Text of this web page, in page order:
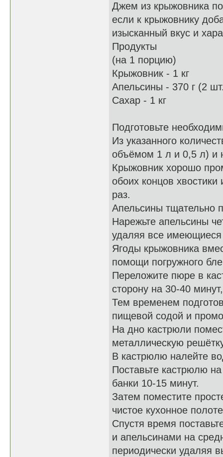
Джем из крыжовника
если к крыжовнику
изысканный вкус и
Продукты
(на 1 порцию)
Крыжовник - 1 кг
Апельсины - 370 г (2
Сахар - 1 кг
Подготовьте
Из указанного
объёмом 1 л и 0,5 л) и
Крыжовник хорошо
обоих концов
раз.
Апельсины тщательно
Нарежьте апельсины
удаляя все имеющиеся
Ягоды крыжовника
помощи погружного
Переложите пюре в
сторону на 30-40
Тем временем
пищевой содой и
На дно кастрюли
металлическую
В кастрюлю налейте
Поставьте кастрюлю
банки 10-15 минут.
Затем поместите
чистое кухонное
Спустя время
и апельсинами на
периодически удаляя